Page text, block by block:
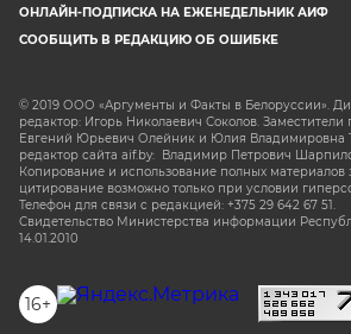
ОНЛАЙН-ПОДПИСКА НА ЕЖЕНЕДЕЛЬНИК АИФ
СООБЩИТЬ В РЕДАКЦИЮ ОБ ОШИБКЕ
© 2019 ООО «Аргументы и Факты в Белоруссии».
редактор: Игорь Николаевич Соколов. Заместители
Евгений Юрьевич Олейник и Юлия Владимировна
редактор сайта aif.by: Владимир Петрович
Копирование и использование полных материалов
цитирование возможно только при условии
Телефон для связи с редакцией: +375 29 642 67 51.
Свидетельство Министерства информации
14.01.2010
16+